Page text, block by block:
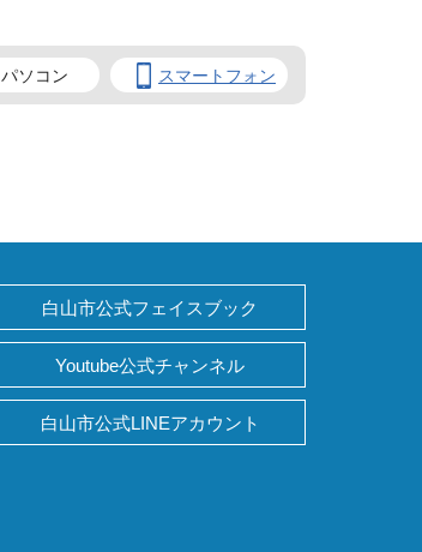
パソコン スマートフォン
白山市公式フェイスブック
Youtube公式チャンネル
白山市公式LINEアカウント